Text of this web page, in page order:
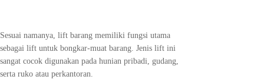
Sesuai namanya, lift barang memiliki fungsi utama
sebagai lift untuk bongkar-muat barang. Jenis lift ini
sangat cocok digunakan pada hunian pribadi, gudang,
serta ruko atau perkantoran.